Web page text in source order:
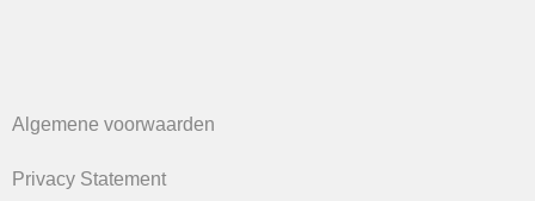
Algemene voorwaarden
Privacy Statement